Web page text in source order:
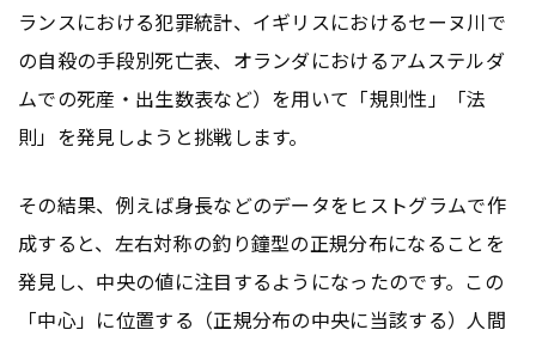
ランスにおける犯罪統計、イギリスにおけるセーヌ川で
の自殺の手段別死亡表、オランダにおけるアムステルダ
ムでの死産・出生数表など）を用いて「規則性」「法
則」を発見しようと挑戦します。
その結果、例えば身長などのデータをヒストグラムで作
成すると、左右対称の釣り鐘型の正規分布になることを
発見し、中央の値に注目するようになったのです。この
「中心」に位置する（正規分布の中央に当該する）人間